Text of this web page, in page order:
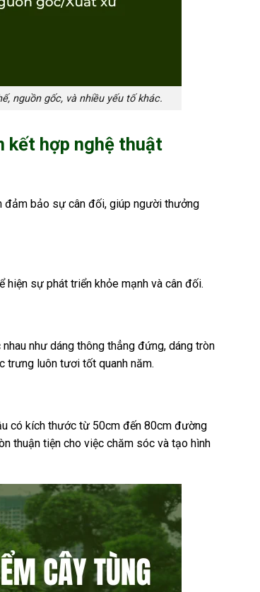
nguồn gốc, và nhiều yếu tố khác.
kết hợp nghệ thuật
đảm bảo sự cân đối, giúp người thưởng
sự phát triển khỏe mạnh và cân đối.
như dáng thông thẳng đứng, dáng tròn
trưng luôn tươi tốt quanh năm.
có kích thước từ 50cm đến 80cm đường
thuận tiện cho việc chăm sóc và tạo hình